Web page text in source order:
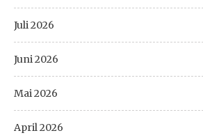
Juli 2026
Juni 2026
Mai 2026
April 2026